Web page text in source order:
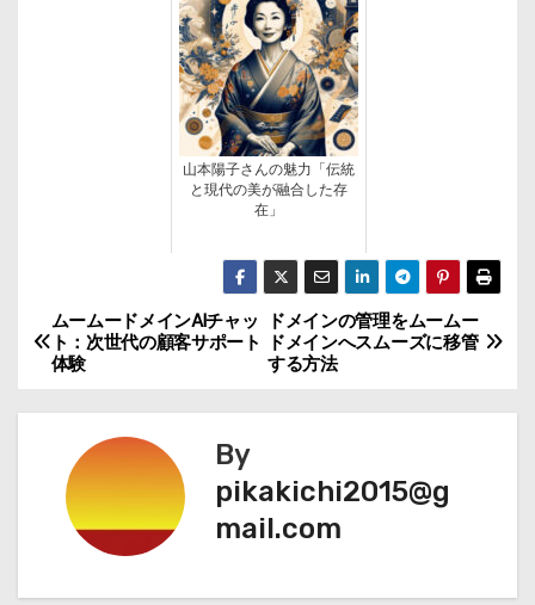
山本陽子さんの魅力「伝統
と現代の美が融合した存
在」
投
稿
ビ
ゲ
ドメインの管理をムームー
ドメインへスムーズに移管
する方法
ムームードメインAIチャッ
ト：次世代の顧客サポート
体験
By
pikakichi2015@g
mail.com